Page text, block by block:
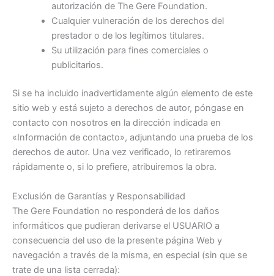
autorización de The Gere Foundation.
Cualquier vulneración de los derechos del
prestador o de los legítimos titulares.
Su utilización para fines comerciales o
publicitarios.
Si se ha incluido inadvertidamente algún elemento de este
sitio web y está sujeto a derechos de autor, póngase en
contacto con nosotros en la dirección indicada en
«Información de contacto», adjuntando una prueba de los
derechos de autor. Una vez verificado, lo retiraremos
rápidamente o, si lo prefiere, atribuiremos la obra.
Exclusión de Garantías y Responsabilidad
The Gere Foundation no responderá de los daños
informáticos que pudieran derivarse el USUARIO a
consecuencia del uso de la presente página Web y
navegación a través de la misma, en especial (sin que se
trate de una lista cerrada):